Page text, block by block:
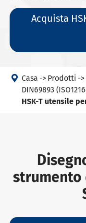
Acquista
 Casa Prodotti
DIN69893
HSK-T utensile
strumento